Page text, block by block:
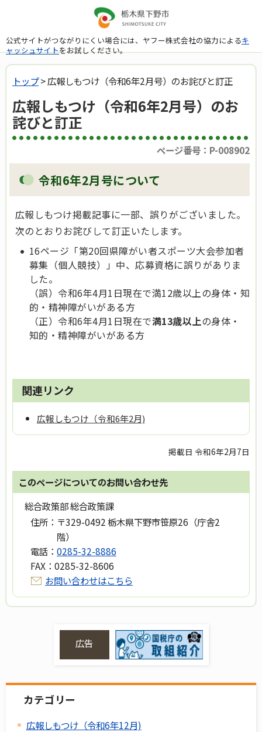
公式サイトがつながりにくい場合には、ヤフー株式会社の協力によるキ
ャッシュサイトをお試しください。
トップ> 広報しもつけ（令和6年2月号）のお詫びと訂正
広報しもつけ（令和6年2月号）のお
詫びと訂正
ページ番号：P-008902
令和6年2月号について
広報しもつけ掲載記事に一部、誤りがございました。
次のとおりお詫びして訂正いたします。
16ページ「第20回県障がい者スポーツ大会参加者
募集（個人競技）」中、応募資格に誤りがありま
した。
（誤）令和6年4月1日現在で満12歳以上の身体・知
的・精神障がいがある方
（正）令和6年4月1日現在で満13歳以上の身体・
知的・精神障がいがある方
関連リンク
広報しもつけ（令和6年2月)
掲載日 令和6年2月7日
このページについてのお問い合わせ先
総合政策部 総合政策課
住所： 〒329-0492 栃木県下野市笹原26（庁舎2
階）
電話： 0285-32-8886
FAX： 0285-32-8606
お問い合わせはこちら
広告
カテゴリー
広報しもつけ（令和6年12月)